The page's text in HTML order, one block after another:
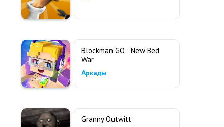
Blockman GO : New Bed
War
Аркады
Granny Outwitt